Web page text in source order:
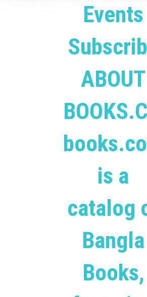
Events
ABOUT
is a
catalog
Bangla
Books,